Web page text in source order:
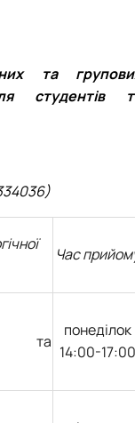
та
студентів
Час
та
понеділок
14:00-17:00